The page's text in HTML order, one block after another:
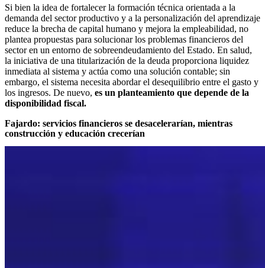
Si bien la idea de fortalecer la formación técnica orientada a la
demanda del sector productivo y a la personalización del aprendizaje
reduce la brecha de capital humano y mejora la empleabilidad, no
plantea propuestas para solucionar los problemas financieros del
sector en un entorno de sobreendeudamiento del Estado. En salud,
la iniciativa de una titularización de la deuda proporciona liquidez
inmediata al sistema y actúa como una solución contable; sin
embargo, el sistema necesita abordar el desequilibrio entre el gasto y
los ingresos. De nuevo, es un planteamiento que depende de la
disponibilidad fiscal.
Fajardo: servicios financieros se desacelerarían, mientras
construcción y educación crecerían